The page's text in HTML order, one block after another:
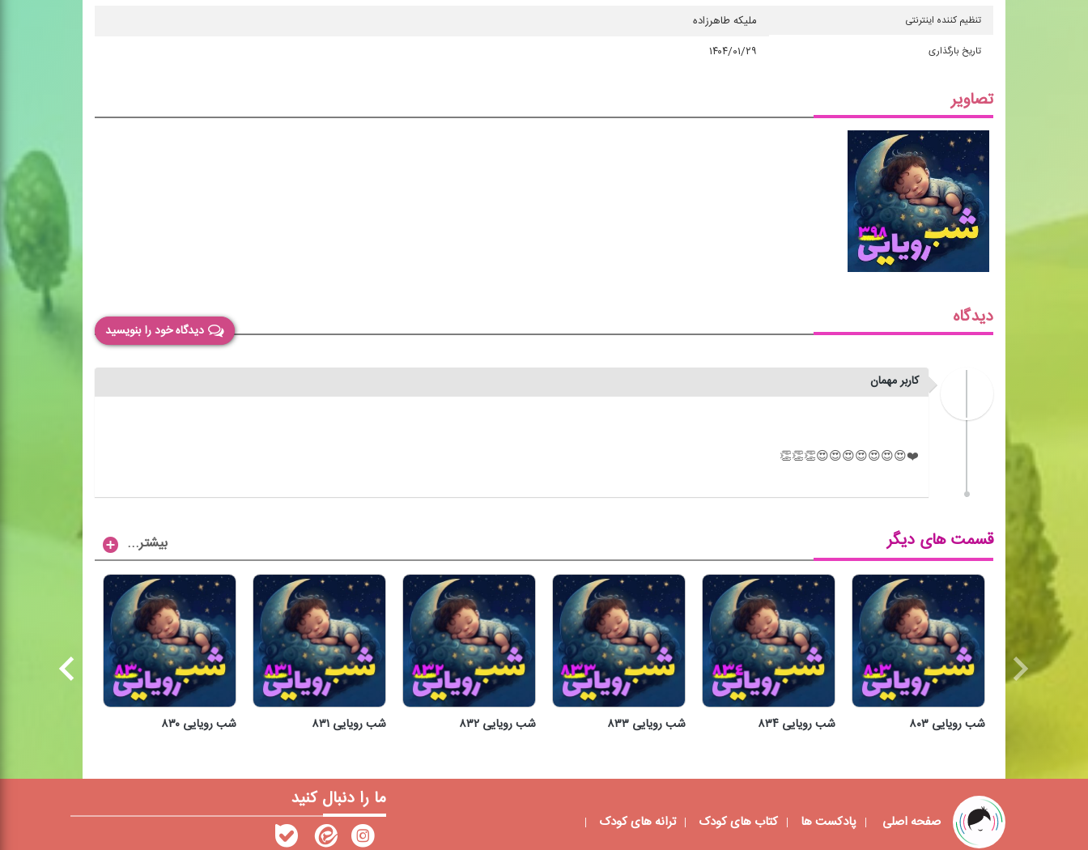
تنظیم کننده اینترنتی ملیكه طاهرزاده
تاریخ بارگذاری ۱۴۰۴/۰۱/۲۹
تصاویر
دیدگاه خود را بنویسید
دیدگاه
کاربر مهمان
قسمت های دیگر ...بیشتر
شب رویایی ۸۰۳ شب رویایی ۸۳۴ شب رویایی ۸۳۳ شب رویایی ۸۳۲ شب رویایی ۸۳۱ شب رویایی ۸۳۰
صفحه اصلی پادکست ها کتاب های کودک ترانه های کودک
ما را دنبال کنید